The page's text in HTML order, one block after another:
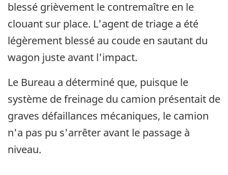
blessé grièvement le contremaître en le
clouant sur place. L'agent de triage a été
légèrement blessé au coude en sautant du
wagon juste avant l'impact.
Le Bureau a déterminé que, puisque le
système de freinage du camion présentait de
graves défaillances mécaniques, le camion
n'a pas pu s'arrêter avant le passage à
niveau.